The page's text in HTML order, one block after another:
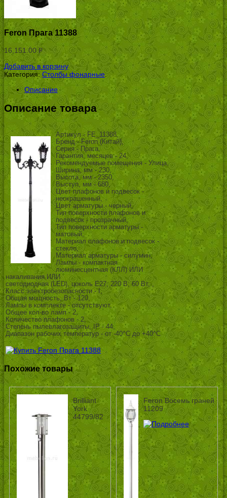
Feron Прага 11388
16,151.00Р
УБ.
Добавить в корзину
Категория: Столбы фонарные.
Описание
Описание товара
Артикул - FE_11388,
Бренд - Feron (Китай),
Серия - Прага,
Гарантия, месяцев - 24,
Рекомендуемые помещения - Улица,
Ширина, мм - 230,
Высота, мм - 2350,
Выступ, мм - 680,
Цвет плафонов и подвесок -
неокрашенный,
Цвет арматуры - черный,
Тип поверхности плафонов и
подвесок - прозрачный,
Тип поверхности арматуры -
матовый,
Материал плафонов и подвесок -
стекло,
Материал арматуры - силумин,
Лампы - компактная
люминесцентная (КЛЛ) ИЛИ
накаливания ИЛИ
светодиодная (LED), цоколь E27; 220 В; 60 Вт, ,
Класс электробезопасности - I,
Общая мощность, Вт - 120,
Лампы в комплекте - отсутствуют,
Общее кол-во ламп - 2,
Количество плафонов - 2,
Степень пылевлагозащиты, IP - 44,
Диапазон рабочих температур - от -40^C до +40^C
Похожие товары
Brilliant
York
44799/82
Feron Восемь граней
11209